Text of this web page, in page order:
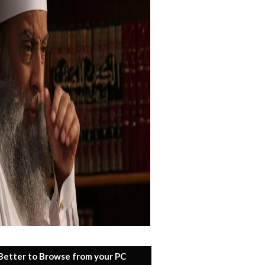
to Browse from your PC